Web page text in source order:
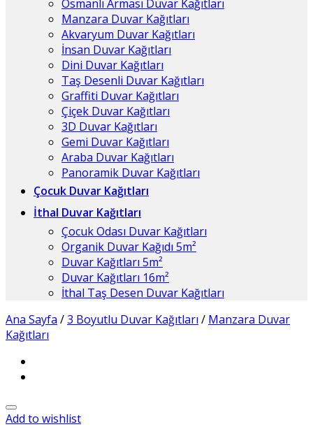
Osmanlı Arması Duvar Kağıtları
Manzara Duvar Kağıtları
Akvaryum Duvar Kağıtları
İnsan Duvar Kağıtları
Dini Duvar Kağıtları
Taş Desenli Duvar Kağıtları
Graffiti Duvar Kağıtları
Çiçek Duvar Kağıtları
3D Duvar Kağıtları
Gemi Duvar Kağıtları
Araba Duvar Kağıtları
Panoramik Duvar Kağıtları
Çocuk Duvar Kağıtları
İthal Duvar Kağıtları
Çocuk Odası Duvar Kağıtları
Organik Duvar Kağıdı 5m²
Duvar Kağıtları 5m²
Duvar Kağıtları 16m²
İthal Taş Desen Duvar Kağıtları
Ana Sayfa /3 Boyutlu Duvar Kağıtları / Manzara Duvar
Kağıtları
Add to wishlist